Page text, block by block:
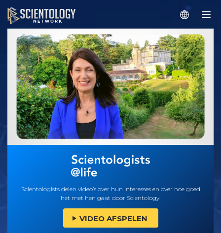
Scientologists delen video’s over hun interesses en over hoe goed
het met hen gaat door Scientology.
VIDEO AFSPELEN